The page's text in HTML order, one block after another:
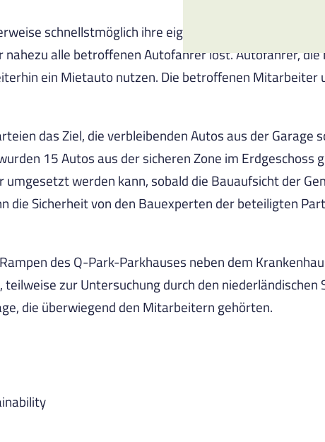
schnellstmöglich ihre eigenen Autos zurückhaben
alle betroffenen Autofahrer löst. Autofahrer, die
ein Mietauto nutzen. Die betroffenen Mitarbeiter
das Ziel, die verbleibenden Autos aus der
15 Autos aus der sicheren Zone im
werden kann, sobald die Bauaufsicht der
die Sicherheit von den Bauexperten der beteiligten
des Q-Park-Parkhauses neben dem
zur Untersuchung durch den
die überwiegend den Mitarbeitern gehörten.